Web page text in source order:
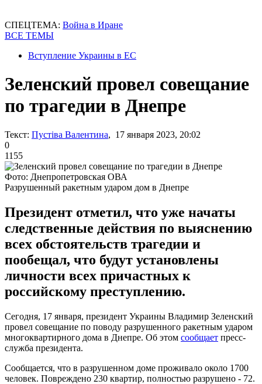
СПЕЦТЕМА: Война в Иране
ВСЕ ТЕМЫ
Вступление Украины в ЕС
Зеленский провел совещание
по трагедии в Днепре
Текст: Пустіва Валентина, 17 января 2023, 20:02
0
1155
Фото: Днепропетровская ОВА
Разрушенный ракетным ударом дом в Днепре
Президент отметил, что уже начаты
следственные действия по выяснению
всех обстоятельств трагедии и
пообещал, что будут установлены
личности всех причастных к
российскому преступлению.
Сегодня, 17 января, президент Украины Владимир Зеленский
провел совещание по поводу разрушенного ракетным ударом
многоквартирного дома в Днепре. Об этом сообщает пресс-
служба президента.
Сообщается, что в разрушенном доме проживало около 1700
человек. Повреждено 230 квартир, полностью разрушено - 72.